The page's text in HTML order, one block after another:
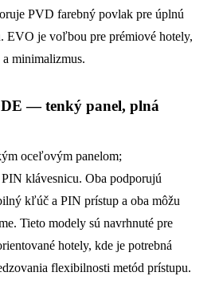
PVD farebný povlak pre úplnú
EVO je voľbou pre prémiové hotely,
minimalizmus.
— tenký panel, plná
oceľovým panelom;
klávesnicu. Oba podporujú
kľúč a PIN prístup a oba môžu
Tieto modely sú navrhnuté pre
hotely, kde je potrebná
flexibilnosti metód prístupu.